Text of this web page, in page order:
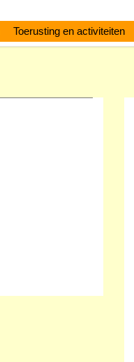
Toerusting en activiteiten